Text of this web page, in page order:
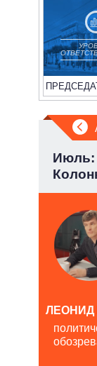
Июль: